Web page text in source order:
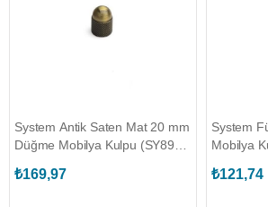
System Antik Saten Mat 20 mm
Düğme Mobilya Kulpu (SY8935
₺169,97
System
Mobilya
₺121,74